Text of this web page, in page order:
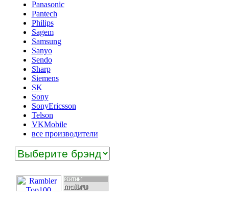
Panasonic
Pantech
Philips
Sagem
Samsung
Sanyo
Sendo
Sharp
Siemens
SK
Sony
SonyEricsson
Telson
VKMobile
все производители